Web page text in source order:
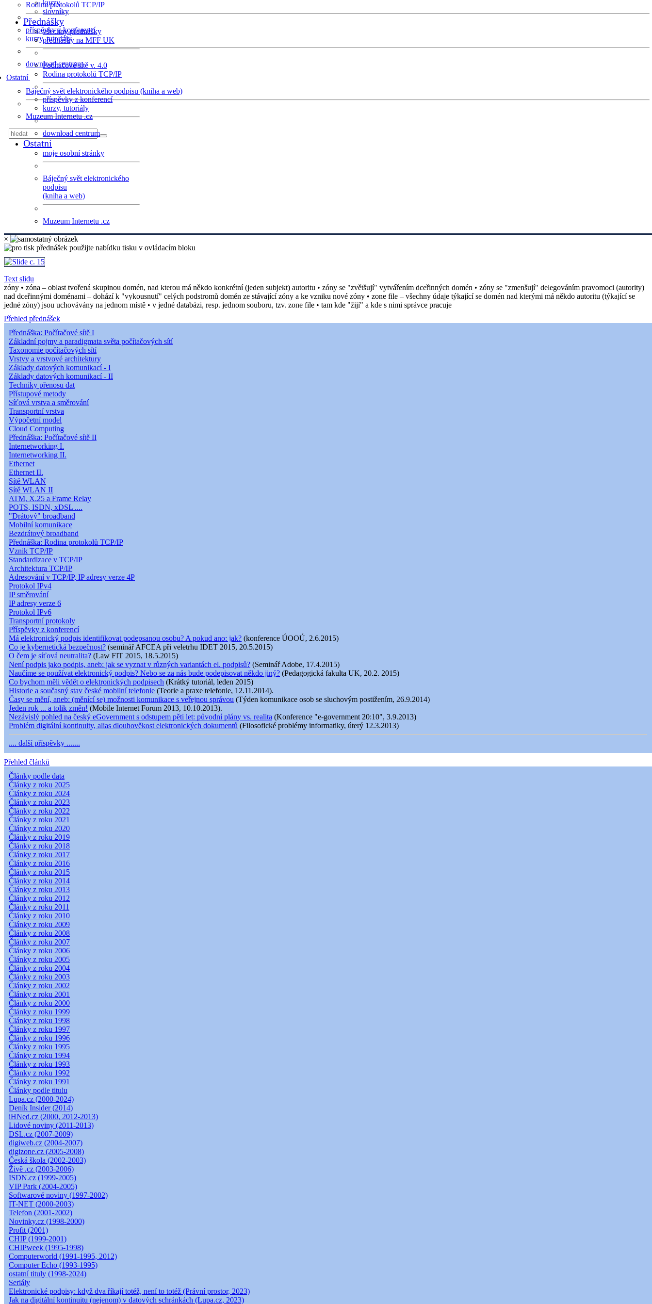
Rodina protokolů TCP/IP
příspěvky z konferencí
kurzy, tutoriály
download centrum
Ostatní
Báječný svět elektronického podpisu (kniha a web)
Muzeum Internetu .cz
kurzy
slovníky
Přednášky
všechny přednášky
přednášky na MFF UK
Počítačové sítě v. 4.0
Rodina protokolů TCP/IP
příspěvky z konferencí
kurzy, tutoriály
download centrum
Ostatní
moje osobní stránky
Báječný svět elektronického
podpisu
(kniha a web)
Muzeum Internetu .cz
×
Text slidu
zóny • zóna – oblast tvořená skupinou domén, nad kterou má někdo konkrétní (jeden subjekt) autoritu • zóny se "zvětšují" vytvářením dceřinných domén • zóny se "zmenšují" delegováním pravomoci (autority)
nad dceřinnými doménami – dohází k "vykousnutí" celých podstromů domén ze stávající zóny a ke vzniku nové zóny • zone file – všechny údaje týkající se domén nad kterými má někdo autoritu (týkající se
jedné zóny) jsou uchovávány na jednom místě • v jedné databázi, resp. jednom souboru, tzv. zone file • tam kde "žijí" a kde s nimi správce pracuje
Přehled přednášek
Přednáška: Počítačové sítě I
Základní pojmy a paradigmata světa počítačových sítí
Taxonomie počítačových sítí
Vrstvy a vrstvové architektury
Základy datových komunikací - I
Základy datových komunikací - II
Techniky přenosu dat
Přístupové metody
Síťová vrstva a směrování
Transportní vrstva
Výpočetní model
Cloud Computing
Přednáška: Počítačové sítě II
Internetworking I.
Internetworking II.
Ethernet
Ethernet II.
Sítě WLAN
Sítě WLAN II
ATM, X.25 a Frame Relay
POTS, ISDN, xDSL ....
"Drátový" broadband
Mobilní komunikace
Bezdrátový broadband
Přednáška: Rodina protokolů TCP/IP
Vznik TCP/IP
Standardizace v TCP/IP
Architektura TCP/IP
Adresování v TCP/IP, IP adresy verze 4P
Protokol IPv4
IP směrování
IP adresy verze 6
Protokol IPv6
Transportní protokoly
Příspěvky z konferencí
Má elektronický podpis identifikovat podepsanou osobu? A pokud ano: jak? (konference ÚOOÚ, 2.6.2015)
Co je kybernetická bezpečnost? (seminář AFCEA při veletrhu IDET 2015, 20.5.2015)
O čem je síťová neutralita? (Law FIT 2015, 18.5.2015)
Není podpis jako podpis, aneb: jak se vyznat v různých variantách el. podpisů? (Seminář Adobe, 17.4.2015)
Naučíme se používat elektronický podpis? Nebo se za nás bude podepisovat někdo jiný? (Pedagogická fakulta UK, 20.2. 2015)
Co bychom měli vědět o elektronických podpisech (Krátký tutoriál, leden 2015)
Historie a současný stav české mobilní telefonie (Teorie a praxe telefonie, 12.11.2014).
Časy se mění, aneb: (měnící se) možnosti komunikace s veřejnou správou (Týden komunikace osob se sluchovým postižením, 26.9.2014)
Jeden rok ... a tolik změn! (Mobile Internet Forum 2013, 10.10.2013).
Nezávislý pohled na český eGovernment s odstupem pěti let: původní plány vs. realita (Konference "e-government 20:10", 3.9.2013)
Problém digitální kontinuity, alias dlouhověkost elektronických dokumentů (Filosofické problémy informatiky, úterý 12.3.2013)
.... další příspěvky .......
Přehled článků
Články podle data
Články z roku 2025
Články z roku 2024
Články z roku 2023
Články z roku 2022
Články z roku 2021
Články z roku 2020
Články z roku 2019
Články z roku 2018
Články z roku 2017
Články z roku 2016
Články z roku 2015
Články z roku 2014
Články z roku 2013
Články z roku 2012
Články z roku 2011
Články z roku 2010
Články z roku 2009
Články z roku 2008
Články z roku 2007
Články z roku 2006
Články z roku 2005
Články z roku 2004
Články z roku 2003
Články z roku 2002
Články z roku 2001
Články z roku 2000
Články z roku 1999
Články z roku 1998
Články z roku 1997
Články z roku 1996
Články z roku 1995
Články z roku 1994
Články z roku 1993
Články z roku 1992
Články z roku 1991
Články podle titulu
Lupa.cz (2000-2024)
Deník Insider (2014)
iHNed.cz (2000, 2012-2013)
Lidové noviny (2011-2013)
DSL.cz (2007-2009)
digiweb.cz (2004-2007)
digizone.cz (2005-2008)
Česká škola (2002-2003)
Živě .cz (2003-2006)
ISDN.cz (1999-2005)
VIP Park (2004-2005)
Softwarové noviny (1997-2002)
IT-NET (2000-2003)
Telefon (2001-2002)
Novinky.cz (1998-2000)
Profit (2001)
CHIP (1999-2001)
CHIPweek (1995-1998)
Computerworld (1991-1995, 2012)
Computer Echo (1993-1995)
ostatní tituly (1998-2024)
Seriály
Elektronické podpisy: když dva říkají totéž, není to totéž (Právní prostor, 2023)
Jak na digitální kontinuitu (nejenom) v datových schránkách (Lupa.cz, 2023)